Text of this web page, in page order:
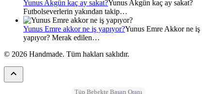
Yunus Akgün kaç ay sakat?Yunus Akgün kaç ay sakat?
Futbolseverlerin yakından takip…
Yunus Emre akkor ne iş yapıyor?Yunus Emre Akkor ne iş
yapıyor? Merak edilen…
© 2026 Handmade. Tüm hakları saklıdır.
Tüp Bebekte Başarı Oranı